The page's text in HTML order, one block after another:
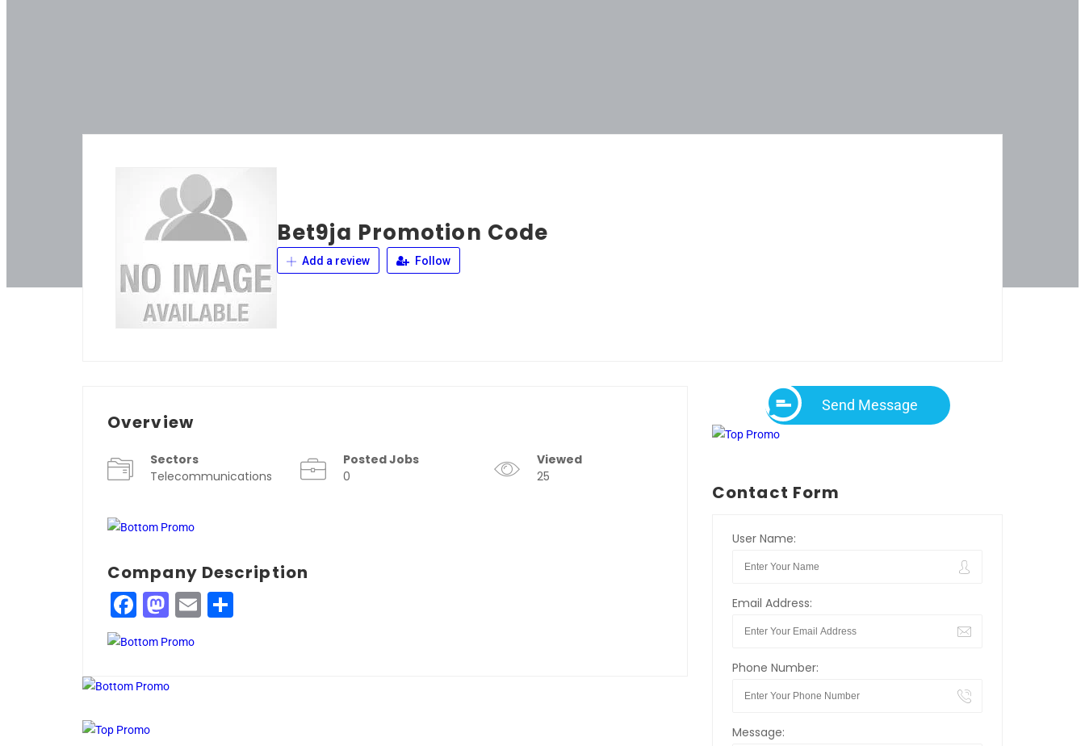
Bet9ja Promotion Code
Add a review Follow
Overview
Sectors
Telecommunications
Posted Jobs
0
Viewed
25
Company Description
Facebook
Mastodon
Email
Send Message
Contact Form
User Name:
Email Address:
Phone Number:
Message: